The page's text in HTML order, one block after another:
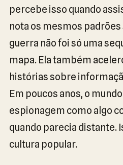
percebe isso quando
nota os mesmos
guerra não foi só uma
mapa. Ela também
histórias sobre
Em poucos anos, o
espionagem como algo
quando parecia distante.
cultura popular.